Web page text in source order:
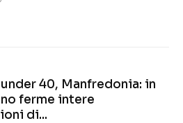
40, Manfredonia: in
ferme intere
di...